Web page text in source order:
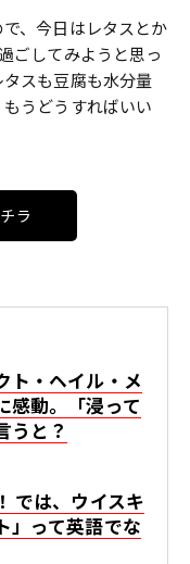
、今日はレタスとか
ごしてみようと思っ
スも豆腐も水分量
うどうすればいい
ラ
ト・ヘイル・メ
感動。「浸って
うと？
では、ウイスキ
」って英語でな